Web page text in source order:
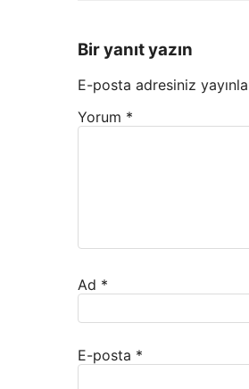
Bir yanıt yazın
E-posta adresiniz
Yorum *
Ad *
E-posta *